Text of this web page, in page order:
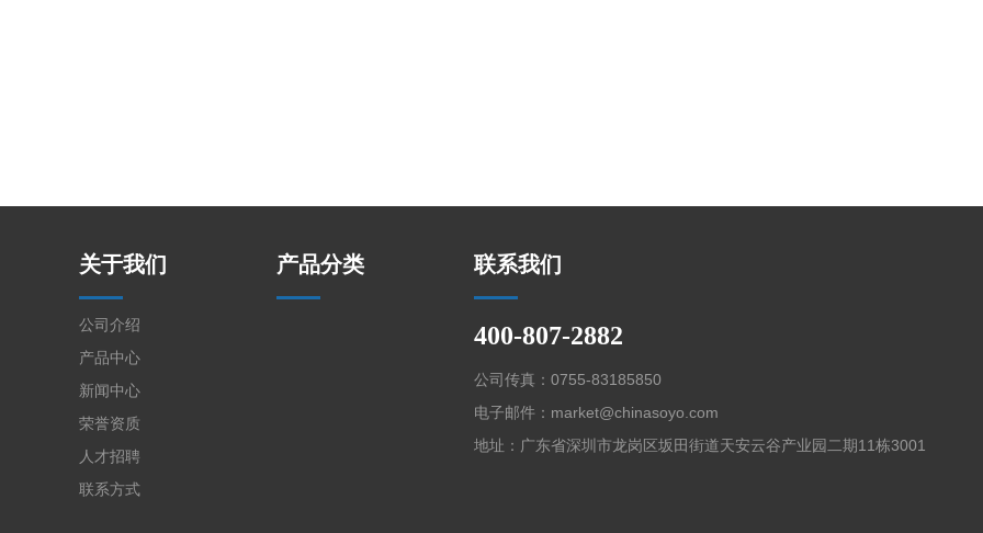
关于我们
公司介绍
产品中心
新闻中心
荣誉资质
人才招聘
联系方式
产品分类 联系我们
400-807-2882
公司传真：0755-83185850
电子邮件：market@chinasoyo.com
地址：广东省深圳市龙岗区坂田街道天安云谷产业园二期11栋3001